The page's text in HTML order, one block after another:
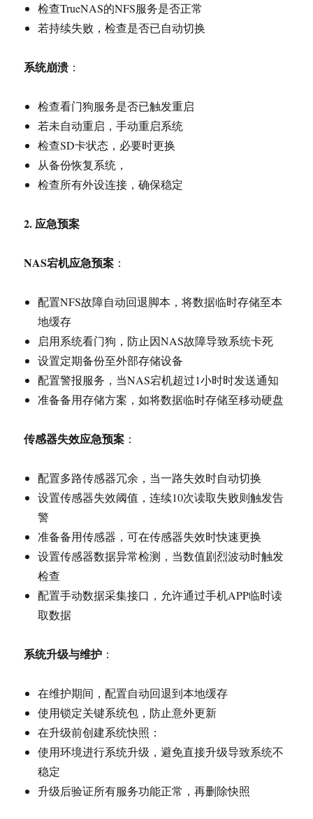
检查TrueNAS的NFS服务是否正常
若持续失败，检查是否已自动切换
系统崩溃 ：
检查看门狗服务是否已触发重启
若未自动重启，手动重启系统
检查SD卡状态，必要时更换
从备份恢复系统，
检查所有外设连接，确保稳定
2.应急预案
NAS宕机应急预案 ：
配置NFS故障自动回退脚本，将数据临时存储至本
地缓存
启用系统看门狗，防止因NAS故障导致系统卡死
设置定期备份至外部存储设备
配置警报服务，当NAS宕机超过1小时时发送通知
准备备用存储方案，如将数据临时存储至移动硬盘
传感器失效应急预案 ：
配置多路传感器冗余，当一路失效时自动切换
设置传感器失效阈值，连续10次读取失败则触发告
警
准备备用传感器，可在传感器失效时快速更换
设置传感器数据异常检测，当数值剧烈波动时触发
检查
配置手动数据采集接口，允许通过手机APP临时读
取数据
系统升级与维护 ：
在维护期间，配置自动回退到本地缓存
使用锁定关键系统包，防止意外更新
在升级前创建系统快照：
使用环境进行系统升级，避免直接升级导致系统不
稳定
升级后验证所有服务功能正常，再删除快照